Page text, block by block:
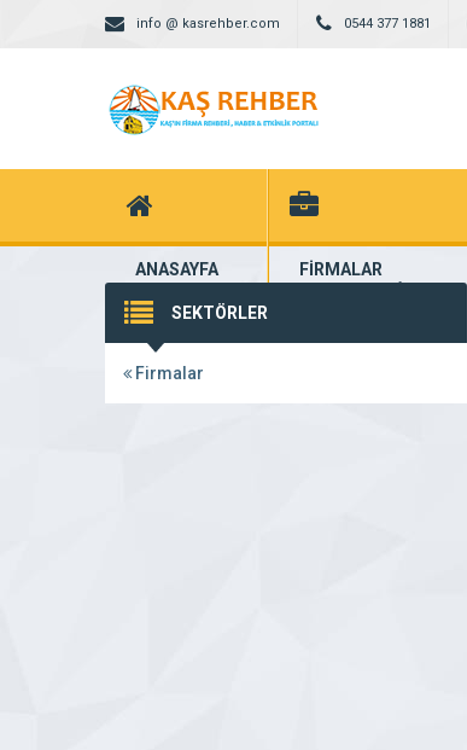
info @ kasrehber.com 0544 377 1881
ANASAYFA
Kaş Portalı
FİRMALAR
yüzlerce kayıtlı firma
SEKTÖRLER
Firmalar